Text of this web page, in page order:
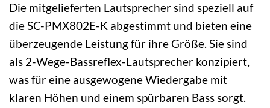
Die mitgelieferten Lautsprecher sind speziell auf
die SC-PMX802E-K abgestimmt und bieten eine
überzeugende Leistung für ihre Größe. Sie sind
als 2-Wege-Bassreflex-Lautsprecher konzipiert,
was für eine ausgewogene Wiedergabe mit
klaren Höhen und einem spürbaren Bass sorgt.